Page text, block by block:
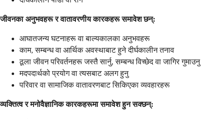
जीवनका अनुभवहरू र वातावरणीय कारकहरू समावेश छन्:
आघातजन्य घटनाहरू वा बाल्यकालका अनुभवहरू
काम, सम्बन्ध वा आर्थिक अवस्थाबाट हुने दीर्घकालीन तनाव
ठूला जीवन परिवर्तनहरू जस्तै सार्नु, सम्बन्ध विच्छेद वा जागिर गुमाउनु
मदपदार्थको प्रयोग वा त्यसबाट अलग हुनु
परिवार वा सामाजिक वातावरणबाट सिकिएका व्यवहारहरू
व्यक्तित्व र मनोवैज्ञानिक कारकहरूमा समावेश हुन सक्छन्: